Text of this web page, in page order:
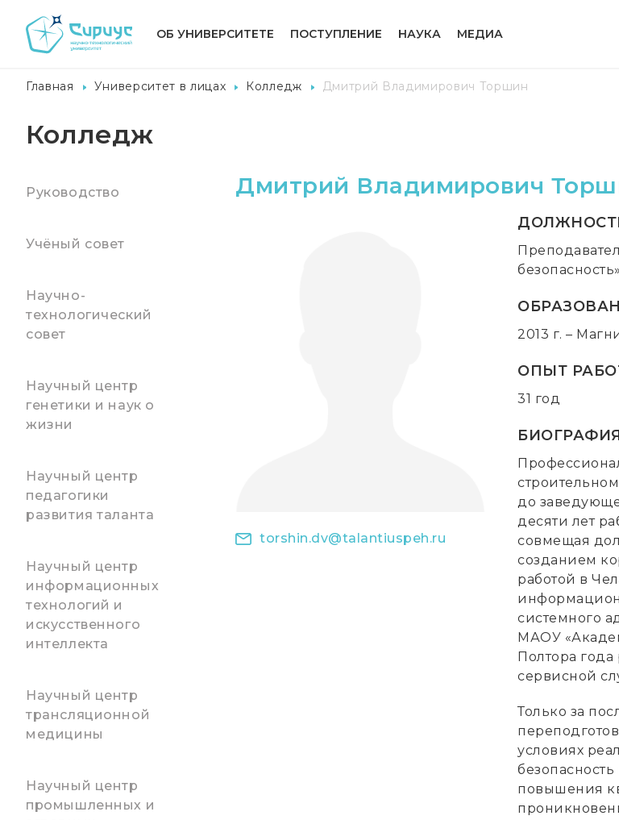
ОБ УНИВЕРСИТЕТЕ ПОСТУПЛЕНИЕ НАУКА МЕДИА
Главная Университет в лицах Колледж Дмитрий Владимирович Торшин
Колледж
Руководство
Учёный совет
Научно-
технологический
совет
Научный центр
генетики и наук о
жизни
Научный центр
педагогики
развития таланта
Научный центр
информационных
технологий и
искусственного
интеллекта
Научный центр
трансляционной
медицины
Научный центр
промышленных и
Дмитрий Владимирович
torshin.dv@talantiuspeh.ru
безопасность»
2013 г. –
ОПЫТ
31 год
до
десяти лет
совмещая
созданием
работой в
системного
МАОУ
Полтора
сервисной
Только за
условиях
повышения